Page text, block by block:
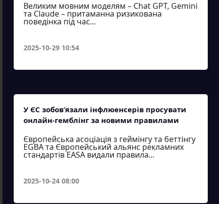
Великим мовним моделям – Chat GPT, Gemini
та Claude – притаманна ризикована
поведінка під час...
2025-10-29 10:54
У ЄС зобов’язали інфлюенсерів просувати
онлайн-гемблінг за новими правилами
Європейська асоціація з геймінгу та беттінгу
EGBA та Європейський альянс рекламних
стандартів EASA видали правила...
2025-10-24 08:00